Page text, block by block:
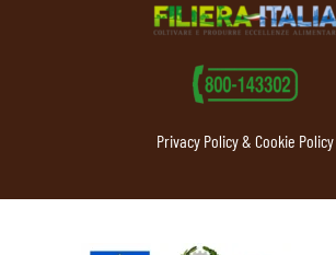
Privacy Policy & Cookie Policy